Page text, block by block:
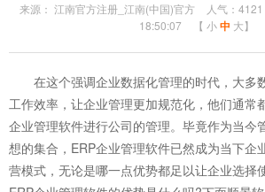
来源： 江南官方注册_江南(中国)官方 人气：4121
18:50:07
【 小 中 大】
在这个强调企业数据化管理的时代，大多
工作效率，让企业管理更加规范化，他们通常
企业管理软件进行公司的管理。毕竟作为当今
想的集合，ERP企业管理软件已然成为当下企
营模式，无论是哪一点优势都足以让企业选择